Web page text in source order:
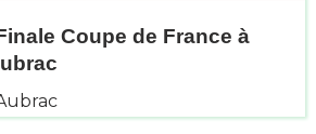
Coupe de France à